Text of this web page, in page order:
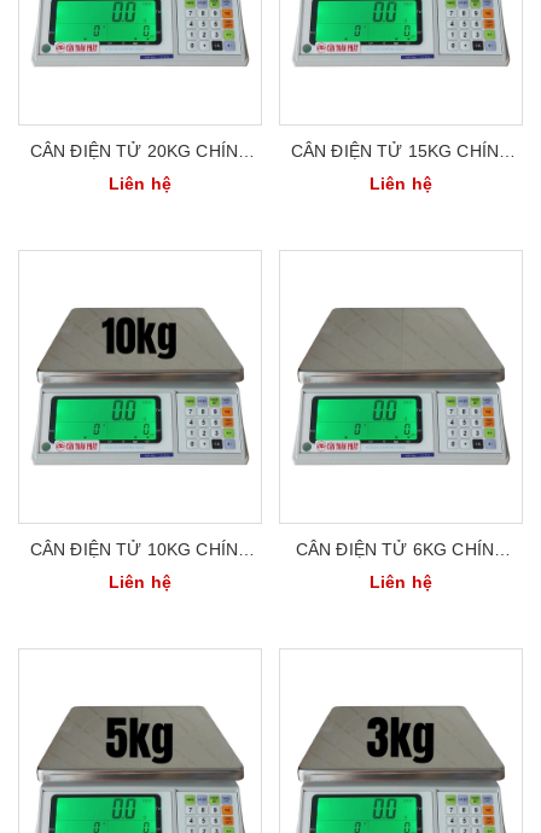
CÂN ĐIỆN TỬ 20KG CHÍNH
XÁC CAO UTE KANEXT
Liên hệ
CÂN ĐIỆN TỬ 15KG CHÍNH
XÁC CAO UTE KANEXT
Liên hệ
CÂN ĐIỆN TỬ 10KG CHÍNH
XÁC CAO UTE KANEXT
Liên hệ
CÂN ĐIỆN TỬ 6KG CHÍNH
XÁC CAO UTE KANEXT
Liên hệ